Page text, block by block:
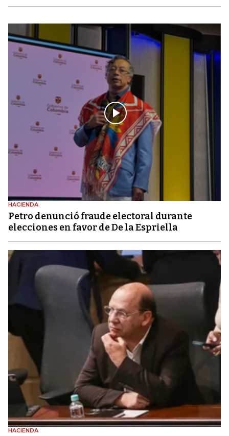
HACIENDA
Petro denunció fraude electoral durante
elecciones en favor de De la Espriella
HACIENDA